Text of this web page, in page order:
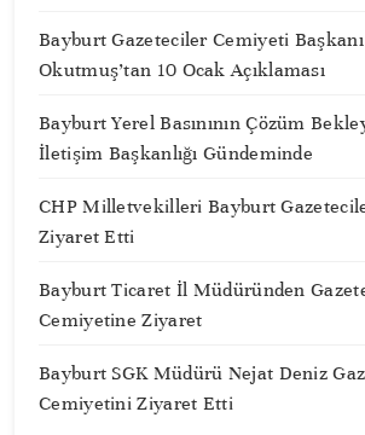
Bayburt Gazeteciler Cemiyeti
Okutmuş’tan 10 Ocak Açıklaması
Bayburt Yerel Basınının Çözüm
İletişim Başkanlığı Gündeminde
CHP Milletvekilleri Bayburt
Ziyaret Etti
Bayburt Ticaret İl Müdüründen
Cemiyetine Ziyaret
Bayburt SGK Müdürü Nejat Deniz
Cemiyetini Ziyaret Etti